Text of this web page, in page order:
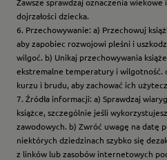
dojrzałości dziecka.
6. Przechowywanie: a) Przechowuj
aby zapobiec rozwojowi pleśni i
wilgoć. b) Unikaj przechowywania
ekstremalne temperatury i wilgotność.
kurzu i brudu, aby zachować ich
7. Źródła informacji: a) Sprawdzaj
książce, szczególnie jeśli
zawodowych. b) Zwróć uwagę na datę
niektórych dziedzinach szybko się
z linków lub zasobów internetowych